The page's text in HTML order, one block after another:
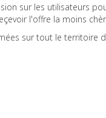
sur les utilisateurs
l'offre la moins
sur tout le territoire